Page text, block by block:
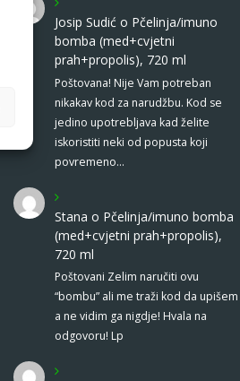
Josip Sudić o Pčelinja/imuno
bomba (med+cvjetni
prah+propolis), 720 ml
Poštovana! Nije Vam potreban
nikakav kod za narudžbu. Kod se
jedino upotrebljava kad želite
iskoristiti neki od popusta koji
povremeno…
Stana o Pčelinja/imuno bomba
(med+cvjetni prah+propolis),
720 ml
Poštovani Zelim naručiti ovu
“bombu” ali me traži kod da upišem
a ne vidim ga nigdje! Hvala na
odgovoru! Lp